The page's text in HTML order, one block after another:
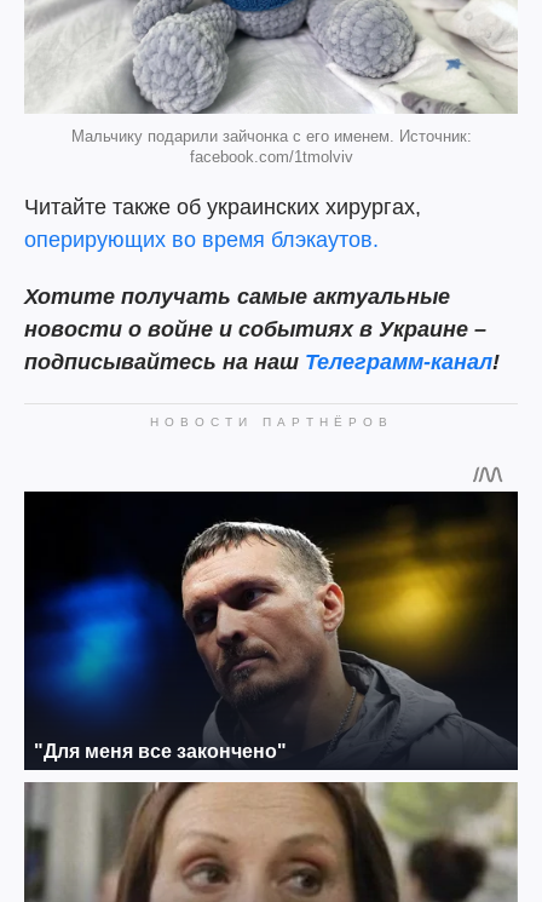
Мальчику подарили зайчонка с его именем. Источник:
facebook.com/1tmolviv
Читайте также об украинских хирургах,
оперирующих во время блэкаутов.
Хотите получать самые актуальные
новости о войне и событиях в Украине –
подписывайтесь на наш Телеграмм-канал!